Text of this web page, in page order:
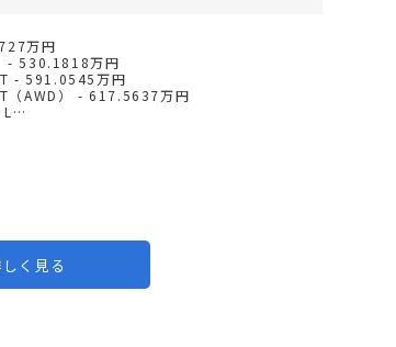
万円
- 530.1818万円
- 591.0545万円
（AWD） - 617.5637万円
L…
く見る